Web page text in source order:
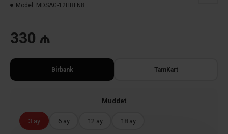
330 ₼
Model: MDSAG-12HRFN8
Birbank TamKart
Muddet
3 ay 6 ay 12 ay 18 ay